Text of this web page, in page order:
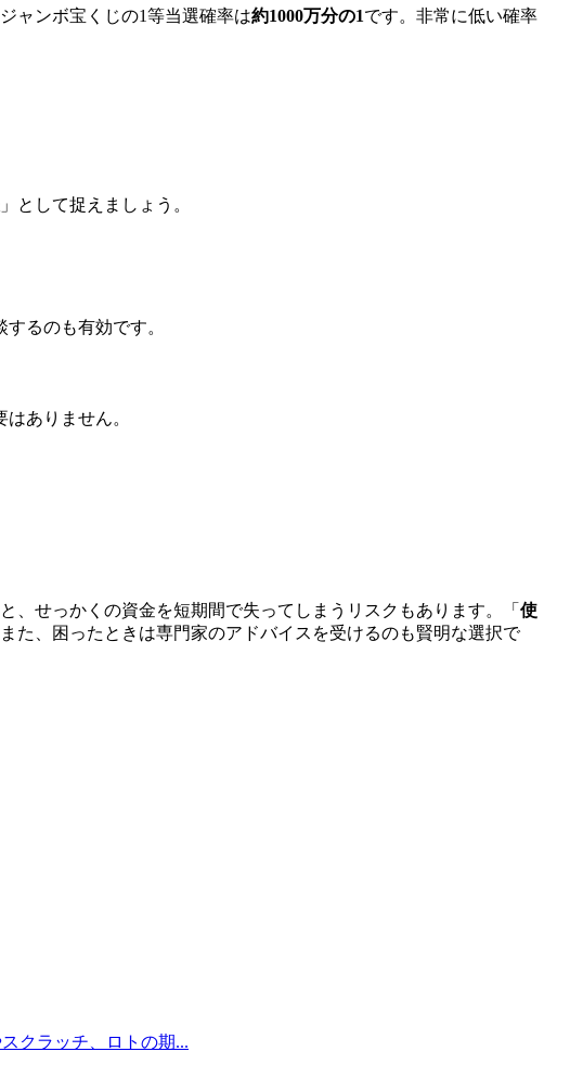
ャンボ宝くじの1等当選確率は約1000万分の1です。非常に低い確率
」として捉えましょう。
るのも有効です。
ありません。
せっかくの資金を短期間で失ってしまうリスクもあります。「 使
た、困ったときは専門家のアドバイスを受けるのも賢明な選択で
クラッチ、ロトの期...